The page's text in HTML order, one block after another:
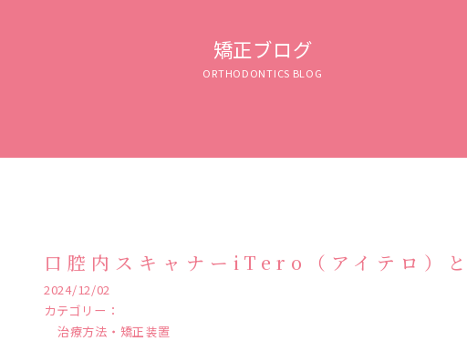
矯正ブログ
ORTHODONTICS BLOG
口腔内スキャナーiTero（アイテロ）
2024/12/02
カテゴリー：
治療方法・矯正装置